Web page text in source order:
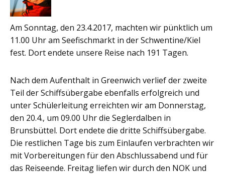
Am Sonntag, den 23.4.2017, machten wir pünktlich um
11.00 Uhr am Seefischmarkt in der Schwentine/Kiel
fest. Dort endete unsere Reise nach 191 Tagen.
Nach dem Aufenthalt in Greenwich verlief der zweite
Teil der Schiffsübergabe ebenfalls erfolgreich und
unter Schülerleitung erreichten wir am Donnerstag,
den 20.4., um 09.00 Uhr die Seglerdalben in
Brunsbüttel. Dort endete die dritte Schiffsübergabe.
Die restlichen Tage bis zum Einlaufen verbrachten wir
mit Vorbereitungen für den Abschlussabend und für
das Reiseende. Freitag liefen wir durch den NOK und